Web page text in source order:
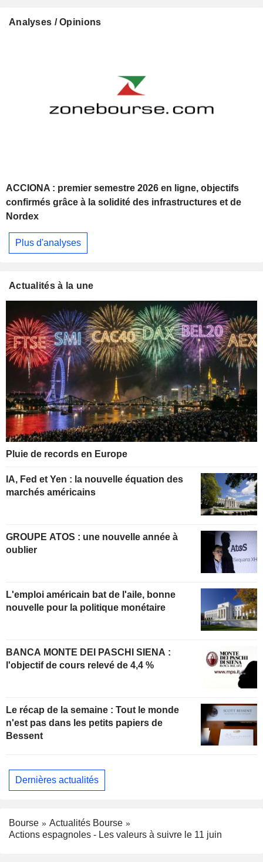
Analyses / Opinions
ACCIONA : premier semestre 2026 en ligne, objectifs
confirmés grâce à la solidité des infrastructures et de
Nordex
Plus d'analyses
Actualités à la une
Pluie de records en Europe
IA, Fed et Yen : la nouvelle équation des
marchés américains
GROUPE ATOS : une nouvelle année à
oublier
L'emploi américain bat de l'aile, bonne
nouvelle pour la politique monétaire
BANCA MONTE DEI PASCHI SIENA :
l'objectif de cours relevé de 4,4 %
Le récap de la semaine : Tout le monde
n'est pas dans les petits papiers de
Bessent
Dernières actualités
Bourse
Actualités Bourse
Actions espagnoles - Les valeurs à suivre le 11 juin